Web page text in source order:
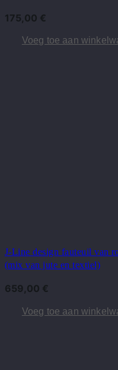
175,00 €
Voeg toe aan
J-Line design fauteuil van
(mix van jute en textiel)
659,00 €
Voeg toe aan